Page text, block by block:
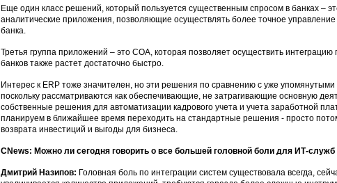
Еще один класс решений, который пользуется существенным спросом в банках –
аналитические приложения, позволяющие осуществлять более точное управление
банка.
Третья группа приложений – это СОА, которая позволяет осуществить интеграцию
банков также растет достаточно быстро.
Интерес к ERP тоже значителен, но эти решения по сравнению с уже
поскольку рассматриваются как обеспечивающие, не затрагивающие основную
собственные решения для автоматизации кадрового учета и учета заработной
планируем в ближайшее время переходить на стандартные решения - просто
возврата инвестиций и выгоды для бизнеса.
CNews: Можно ли сегодня говорить о все большей головной боли для ИТ-служб
Дмитрий Назипов: Головная боль по интеграции систем существовала всегда,